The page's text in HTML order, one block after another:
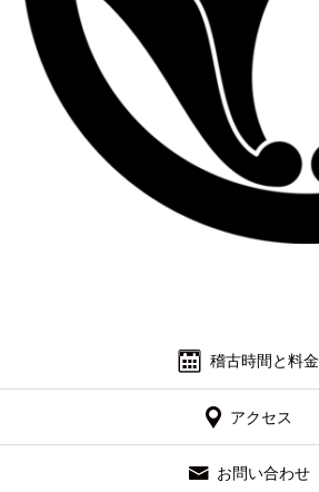
稽古時間と料金
アクセス
お問い合わせ
よくあるご質問
お問い合わせ 見学・体験